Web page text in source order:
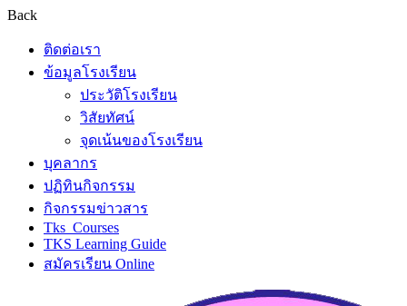
Back
ติดต่อเรา
ข้อมูลโรงเรียน
ประวัติโรงเรียน
วิสัยทัศน์
จุดเน้นของโรงเรียน
บุคลากร
ปฏิทินกิจกรรม
กิจกรรมข่าวสาร
Tks_Courses
TKS Learning Guide
สมัครเรียน Online